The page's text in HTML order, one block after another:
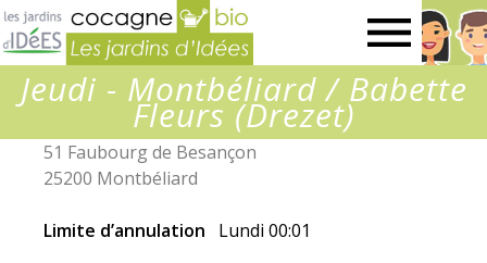
d’idées
Jeudi - Montbéliard / Babette
Fleurs (Drezet)
51 Faubourg de Besançon
25200 Montbéliard
Limite d’annulation Lundi 00:01